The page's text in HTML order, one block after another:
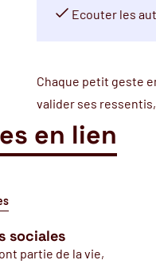
Ecouter les
Chaque petit geste
valider ses
en lien
sociales
partie de la vie,